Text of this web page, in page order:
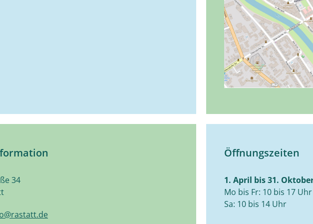
34
Öffnungszeiten
1. April bis 31.
Mo bis Fr: 10 bis 17 Uhr
Sa: 10 bis 14 Uhr